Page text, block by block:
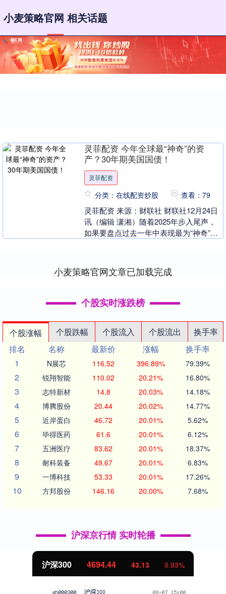
小麦策略官网 相关话题
灵菲配资 今年全球最“神奇”的资
产？30年期美国国债！
灵菲配资
分类：在线配资炒股 查看：79
灵菲配资 来源：财联社 财联社12月24日
讯（编辑 潇湘）随着2025年步入尾声，
如果要盘点过去一年中表现最为“神奇”的
小麦策略官网文章已加载完成
个股实时涨跌榜
个股涨幅 个股跌幅 个股流入 个股流出
换手率
排名
名称 最新价 涨幅
换手率
1
N展芯 116.52 396.89% 79.39%
2 锐翔智能 110.02 20.21% 16.80%
3 志特新材 14.8 20.03% 14.18%
4 博腾股份 20.44 20.02% 14.77%
5 近岸蛋白 46.72 20.01% 5.62%
6 毕得医药 61.6 20.01% 6.12%
7 五洲医疗 83.62 20.01% 18.37%
8 耐科装备 49.67 20.01% 6.83%
9 一博科技 53.33 20.01% 17.26%
10 方邦股份 146.16 20.00% 7.68%
沪深京行情 实时轮播
沪深300 4694.44 43.13 0.93%